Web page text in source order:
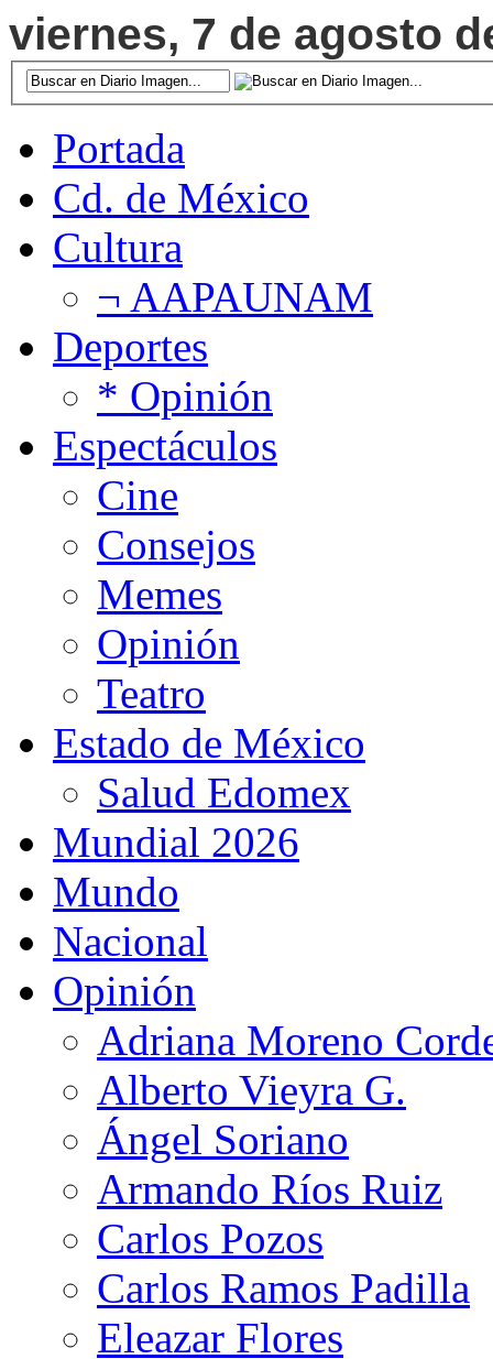
viernes, 7 de agosto
Portada
Cd. de México
Cultura
¬ AAPAUNAM
Deportes
* Opinión
Espectáculos
Cine
Consejos
Memes
Opinión
Teatro
Estado de México
Salud Edomex
Mundial 2026
Mundo
Nacional
Opinión
Adriana Moreno
Alberto Vieyra G.
Ángel Soriano
Armando Ríos Ruiz
Carlos Pozos
Carlos Ramos Padilla
Eleazar Flores